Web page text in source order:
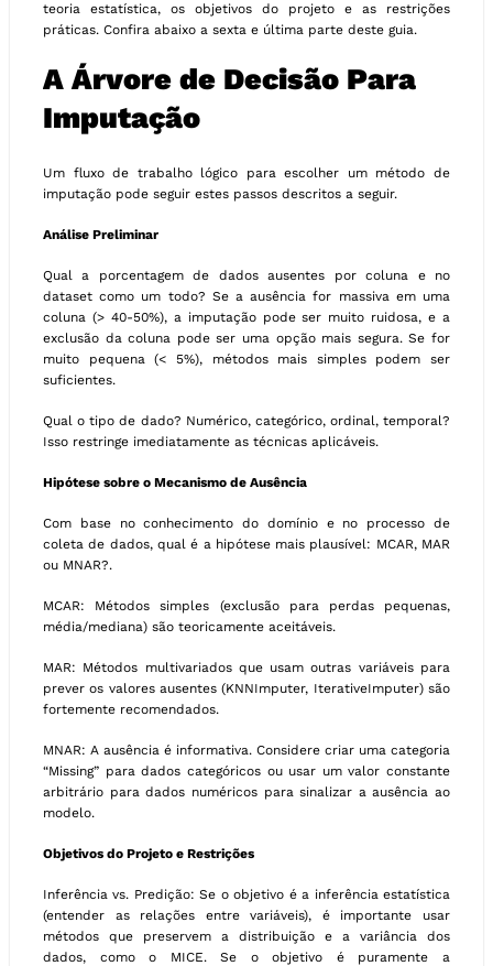
teoria estatística, os objetivos do projeto e as restrições
práticas. Confira abaixo a sexta e última parte deste guia.
A Árvore de Decisão Para
Imputação
Um fluxo de trabalho lógico para escolher um método de
imputação pode seguir estes passos descritos a seguir.
Análise Preliminar
Qual a porcentagem de dados ausentes por coluna e no
dataset como um todo? Se a ausência for massiva em uma
coluna (> 40-50%), a imputação pode ser muito ruidosa, e a
exclusão da coluna pode ser uma opção mais segura. Se for
muito pequena (< 5%), métodos mais simples podem ser
suficientes.
Qual o tipo de dado? Numérico, categórico, ordinal, temporal?
Isso restringe imediatamente as técnicas aplicáveis.
Hipótese sobre o Mecanismo de Ausência
Com base no conhecimento do domínio e no processo de
coleta de dados, qual é a hipótese mais plausível: MCAR, MAR
ou MNAR?.
MCAR: Métodos simples (exclusão para perdas pequenas,
média/mediana) são teoricamente aceitáveis.
MAR: Métodos multivariados que usam outras variáveis para
prever os valores ausentes (KNNImputer, IterativeImputer) são
fortemente recomendados.
MNAR: A ausência é informativa. Considere criar uma categoria
“Missing” para dados categóricos ou usar um valor constante
arbitrário para dados numéricos para sinalizar a ausência ao
modelo.
Objetivos do Projeto e Restrições
Inferência vs. Predição: Se o objetivo é a inferência estatística
(entender as relações entre variáveis), é importante usar
métodos que preservem a distribuição e a variância dos
dados, como o MICE. Se o objetivo é puramente a